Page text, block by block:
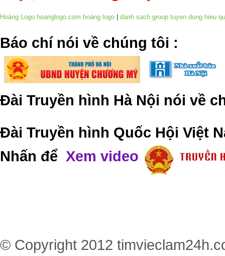
Hoàng Logo hoanglogo.com hoàng logo | danh sach group tuyen dung hieu
​Báo chí nói về chúng tôi :
Đài Truyền hình Hà Nội nói về
Đài Truyền hình Quốc Hội Việt
Nhấn để Xem video
© Copyright 2012